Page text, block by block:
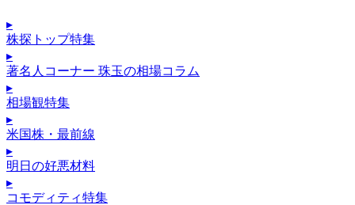
▸
株探トップ特集
▸
著名人コーナー 珠玉の相場コラム
▸
相場観特集
▸
米国株・最前線
▸
明日の好悪材料
▸
コモディティ特集